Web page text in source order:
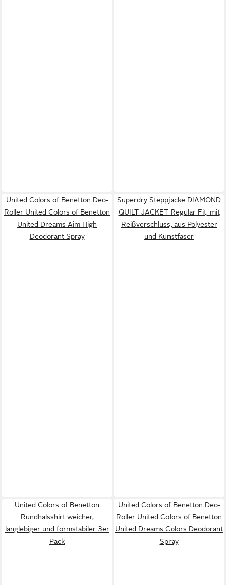
United Colors of Benetton Deo-
Roller United Colors of Benetton
United Dreams Aim High
Deodorant Spray
Superdry Steppjacke DIAMOND
QUILT JACKET Regular Fit, mit
Reißverschluss, aus Polyester
und Kunstfaser
United Colors of Benetton
Rundhalsshirt weicher,
langlebiger und formstabiler 3er
Pack
United Colors of Benetton Deo-
Roller United Colors of Benetton
United Dreams Colors Deodorant
Spray